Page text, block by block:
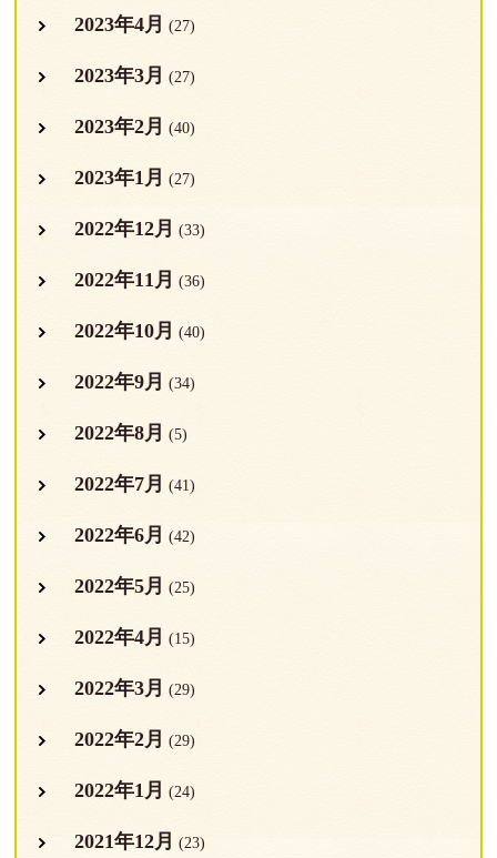
2023年4月 (27)
2023年3月 (27)
2023年2月 (40)
2023年1月 (27)
2022年12月 (33)
2022年11月 (36)
2022年10月 (40)
2022年9月 (34)
2022年8月 (5)
2022年7月 (41)
2022年6月 (42)
2022年5月 (25)
2022年4月 (15)
2022年3月 (29)
2022年2月 (29)
2022年1月 (24)
2021年12月 (23)